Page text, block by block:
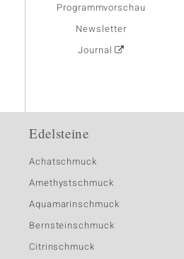
Programmvorschau
Newsletter
Journal
Edelsteine
Achatschmuck
Amethystschmuck
Aquamarinschmuck
Bernsteinschmuck
Citrinschmuck